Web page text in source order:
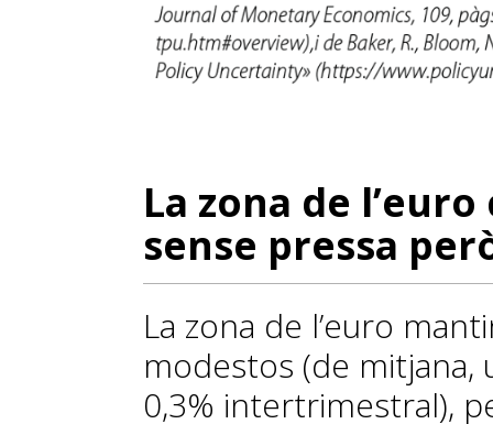
La zona de
sense pressa
La zona de l’euro
modestos (de
0,3% inter­trimestral),